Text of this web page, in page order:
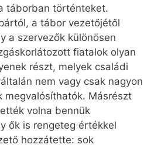
táborban történteket.
a tábor vezetőjétől
a szervezők különösen
fiatalok olyan
részt, melyek családi
nem vagy csak nagyon
megvalósíthatók. Másrészt
volna bennük
ők is rengeteg értékkel
hozzátette: sok